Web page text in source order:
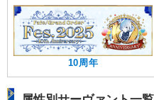
10周年